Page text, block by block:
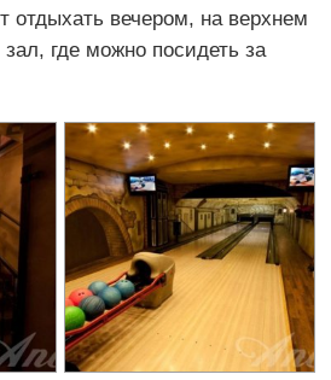
отдыхать вечером, на верхнем
где можно посидеть за